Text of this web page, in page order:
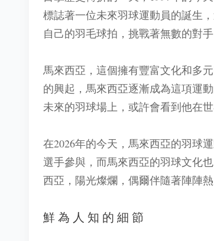
標誌著一位未來羽球運動員的誕生
自己的羽毛球拍，挑戰著無數的對手
馬來西亞，這個擁有豐富文化和多
的興起，馬來西亞逐漸成為這項運
未來的羽球場上，或許會看到他在
在2026年的今天，馬來西亞的羽球
選手參與，而馬來西亞的羽球文化
西亞，陽光燦爛，偶爾伴隨著陣陣
鮮為人知的細節